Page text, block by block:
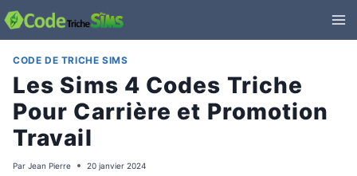
Aller
au
contenu
CODE DE TRICHE SIMS
Les Sims 4 Codes Triche
Pour Carrière et Promotion
Travail
Par Jean Pierre 20 janvier 2024